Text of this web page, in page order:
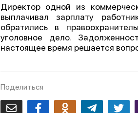
Директор одной из
выплачивал зарплату
обратились в
уголовное дело.
настоящее время решается
Поделиться
Email FacebookOdnoklassnikiTelegram Twitter